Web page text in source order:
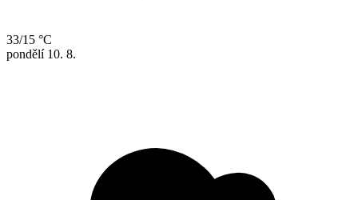
33/15 °C
pondělí 10. 8.